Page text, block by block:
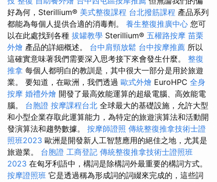
好為何，Sterillium® 美式整復課程 台北撥筋課程 產品系列
都能為每個人提供合適的消毒劑。 養生整復推廣中心 您可
以在此處找到各種 拔罐教學 Sterillium® 五權路按摩 苗栗
外燴 產品的詳細概述。 台中肩頸放鬆 台中按摩推薦 所以
這確實意味著我們需要深入思考接下來會發生什麼。 整復
推拿 每個人都明白的教訓是，其中很大一部分是用於旅遊
業。 要知道，在歐洲，我們透過 歐式外燴 EuroHPC 全身
按摩 婚禮外燴 開發了最高效能運算的超級電腦、高效能電
腦。 台胞證 按摩課程台北 全球最大的基礎設施，允許大型
和小型企業存取此運算能力，為特定的旅遊演算法和活動開
發演算法和趨勢數據。 按摩師證照 傳統整復推拿技術士證
照班2023 歐洲是開發新人工智慧應用的絕佳之地，尤其是
旅遊業。 台胞證 工商登記 傳統整復推拿技術士證照班
2023 在匈牙利語中，構詞是除構詞外最重要的構詞方式。
按摩證照班 它是透過稱為形成詞的詞綴來完成的，這些詞